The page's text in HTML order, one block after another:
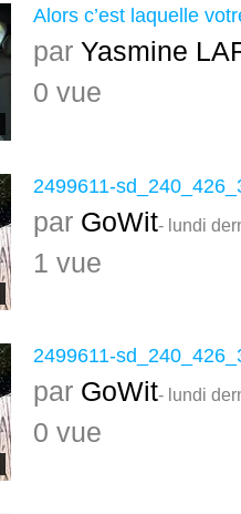
Alors c’est laquelle
par Yasmine
0 vue
2499611-
par GoWit- lundi
1 vue
2499611-
par GoWit- lundi
0 vue